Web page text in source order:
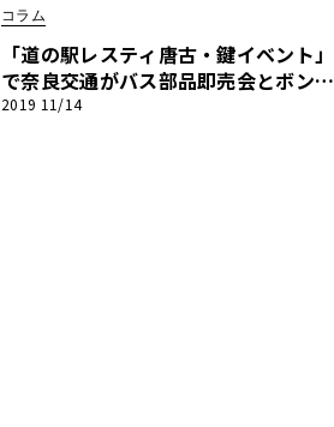
コラム
「道の駅レスティ唐古・鍵イベント」
で奈良交通がバス部品即売会とボンネ
ットバス試乗会を開催！
2019 11/14